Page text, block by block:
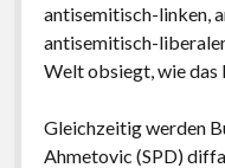
antisemitisch-linken,
antisemitisch-
Welt obsiegt, wie das
Gleichzeitig werden
Ahmetovic (SPD)